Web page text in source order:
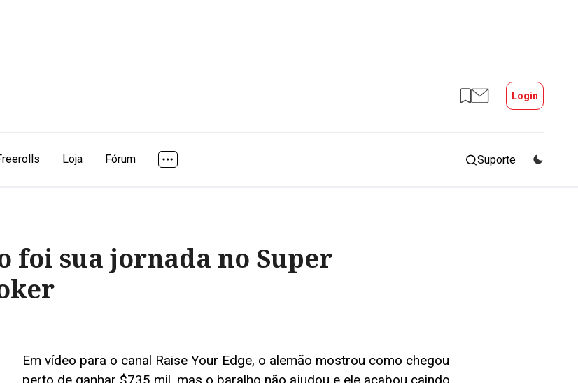
Login
Loja Fórum Suporte
foi sua jornada no Super
Em vídeo para o canal Raise Your Edge, o alemão mostrou como chegou